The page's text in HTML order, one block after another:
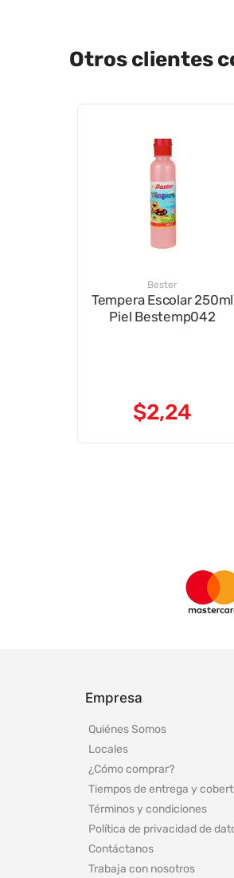
Otros clientes
Bester
Tempera Escolar 250ml
Piel Bestemp042
$2,24
Empresa
Quiénes Somos
Locales
¿Cómo comprar?
Tiempos de entrega y
Términos y condiciones
Política de privacidad de
Contáctanos
Trabaja con nosotros